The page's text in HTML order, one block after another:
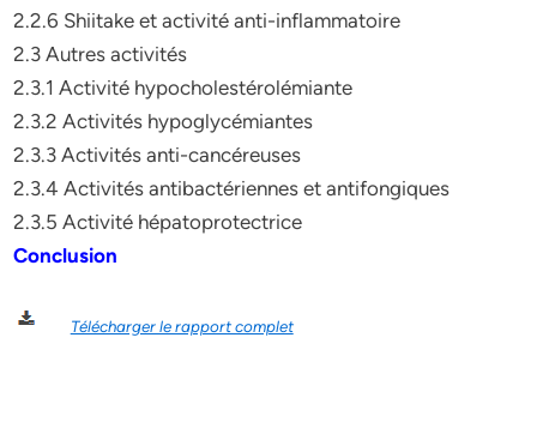
2.2.6 Shiitake et activité anti-inflammatoire
2.3 Autres activités
2.3.1 Activité hypocholestérolémiante
2.3.2 Activités hypoglycémiantes
2.3.3 Activités anti-cancéreuses
2.3.4 Activités antibactériennes et antifongiques
2.3.5 Activité hépatoprotectrice
Conclusion
Télécharger le rapport complet